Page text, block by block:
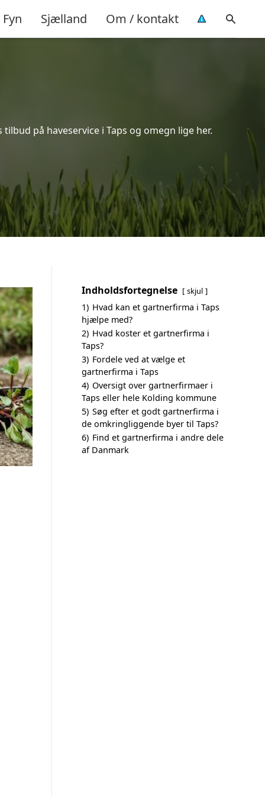
Fyn Sjælland Om / kontakt
på haveservice i Taps og omegn lige her.
Indholdsfortegnelse skjul
1) Hvad kan et gartnerfirma i Taps
hjælpe med?
2) Hvad koster et gartnerfirma i
Taps?
3) Fordele ved at vælge et
gartnerfirma i Taps
4) Oversigt over gartnerfirmaer i
Taps eller hele Kolding kommune
5) Søg efter et godt gartnerfirma i
de omkringliggende byer til Taps?
6) Find et gartnerfirma i andre dele
af Danmark